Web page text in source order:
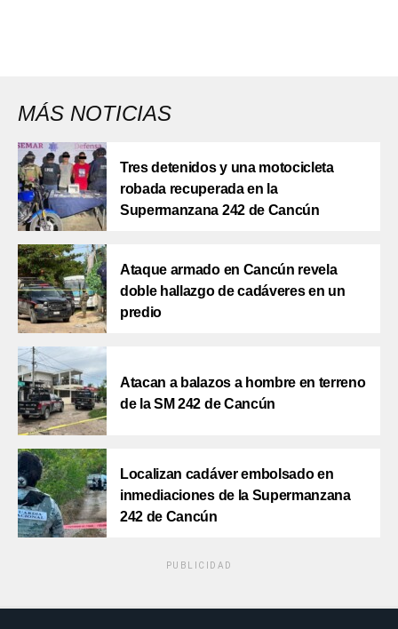
MÁS NOTICIAS
Tres detenidos y una motocicleta
robada recuperada en la
Supermanzana 242 de Cancún
Ataque armado en Cancún revela
doble hallazgo de cadáveres en un
predio
Atacan a balazos a hombre en terreno
de la SM 242 de Cancún
Localizan cadáver embolsado en
inmediaciones de la Supermanzana
242 de Cancún
PUBLICIDAD